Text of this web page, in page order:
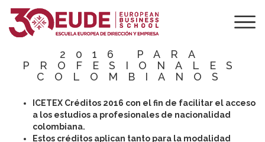
ABIERTA LA
CONVOCATORIA
2016 PARA
PROFESIONALES
COLOMBIANOS
ICETEX Créditos 2016 con el fin de facilitar el acceso
a los estudios a profesionales de nacionalidad
colombiana.
Estos créditos aplican tanto para la modalidad